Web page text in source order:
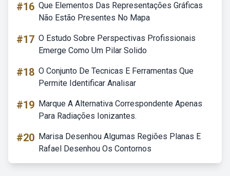
#16 Que Elementos Das Representações Gráficas
Não Estão Presentes No Mapa
#17 O Estudo Sobre Perspectivas Profissionais
Emerge Como Um Pilar Solido
#18 O Conjunto De Tecnicas E Ferramentas Que
Permite Identificar Analisar
#19 Marque A Alternativa Correspondente Apenas
Para Radiações Ionizantes.
#20 Marisa Desenhou Algumas Regiões Planas E
Rafael Desenhou Os Contornos